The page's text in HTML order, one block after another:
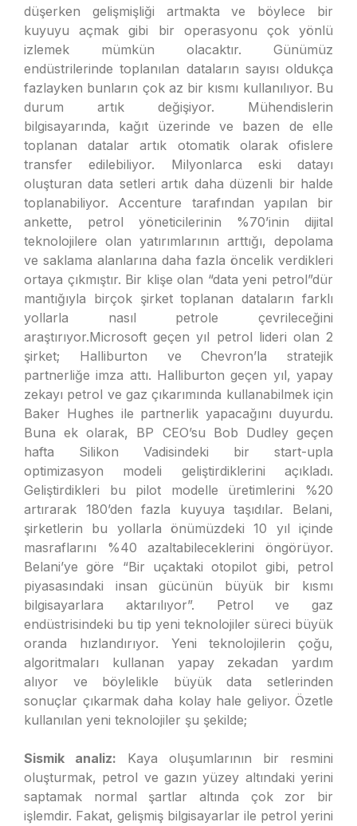
düşerken gelişmişliği artmakta ve böylece bir
kuyuyu açmak gibi bir operasyonu çok yönlü
izlemek mümkün olacaktır. Günümüz
endüstrilerinde toplanılan dataların sayısı oldukça
fazlayken bunların çok az bir kısmı kullanılıyor. Bu
durum artık değişiyor. Mühendislerin
bilgisayarında, kağıt üzerinde ve bazen de elle
toplanan datalar artık otomatik olarak ofislere
transfer edilebiliyor. Milyonlarca eski datayı
oluşturan data setleri artık daha düzenli bir halde
toplanabiliyor. Accenture tarafından yapılan bir
ankette, petrol yöneticilerinin %70’inin dijital
teknolojilere olan yatırımlarının arttığı, depolama
ve saklama alanlarına daha fazla öncelik verdikleri
ortaya çıkmıştır. Bir klişe olan “data yeni petrol”dür
mantığıyla birçok şirket toplanan dataların farklı
yollarla nasıl petrole çevrileceğini
araştırıyor.Microsoft geçen yıl petrol lideri olan 2
şirket; Halliburton ve Chevron’la stratejik
partnerliğe imza attı. Halliburton geçen yıl, yapay
zekayı petrol ve gaz çıkarımında kullanabilmek için
Baker Hughes ile partnerlik yapacağını duyurdu.
Buna ek olarak, BP CEO’su Bob Dudley geçen
hafta Silikon Vadisindeki bir start-upla
optimizasyon modeli geliştirdiklerini açıkladı.
Geliştirdikleri bu pilot modelle üretimlerini %20
artırarak 180’den fazla kuyuya taşıdılar. Belani,
şirketlerin bu yollarla önümüzdeki 10 yıl içinde
masraflarını %40 azaltabileceklerini öngörüyor.
Belani’ye göre “Bir uçaktaki otopilot gibi, petrol
piyasasındaki insan gücünün büyük bir kısmı
bilgisayarlara aktarılıyor”. Petrol ve gaz
endüstrisindeki bu tip yeni teknolojiler süreci büyük
oranda hızlandırıyor. Yeni teknolojilerin çoğu,
algoritmaları kullanan yapay zekadan yardım
alıyor ve böylelikle büyük data setlerinden
sonuçlar çıkarmak daha kolay hale geliyor. Özetle
kullanılan yeni teknolojiler şu şekilde;
Sismik analiz: Kaya oluşumlarının bir resmini
oluşturmak, petrol ve gazın yüzey altındaki yerini
saptamak normal şartlar altında çok zor bir
işlemdir. Fakat, gelişmiş bilgisayarlar ile petrol yerini